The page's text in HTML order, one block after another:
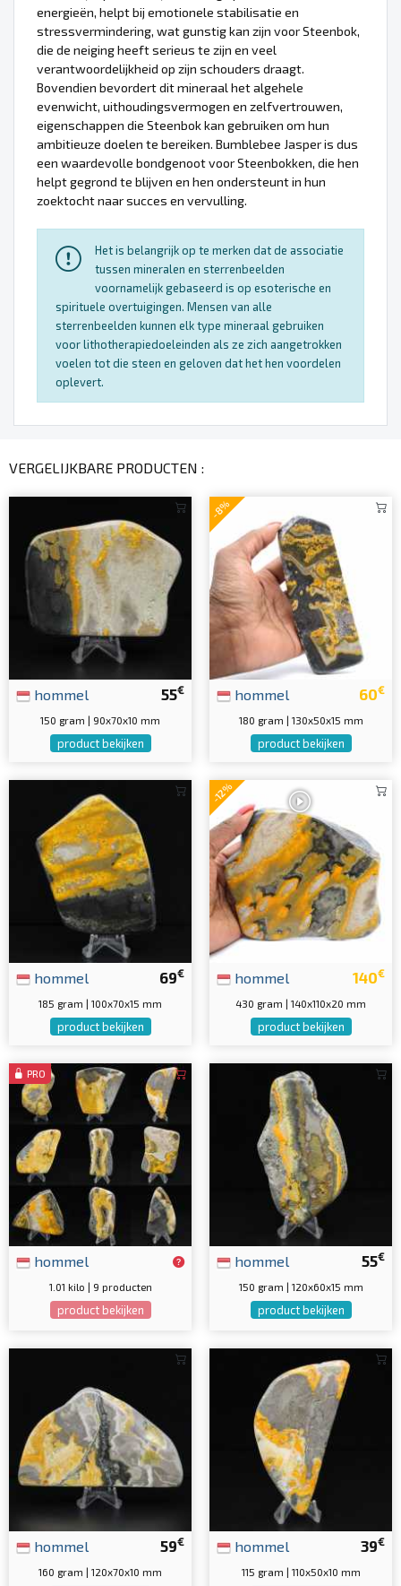
energieën, helpt bij emotionele stabilisatie en
stressvermindering, wat gunstig kan zijn voor Steenbok,
die de neiging heeft serieus te zijn en veel
verantwoordelijkheid op zijn schouders draagt.
Bovendien bevordert dit mineraal het algehele
evenwicht, uithoudingsvermogen en zelfvertrouwen,
eigenschappen die Steenbok kan gebruiken om hun
ambitieuze doelen te bereiken. Bumblebee Jasper is dus
een waardevolle bondgenoot voor Steenbokken, die hen
helpt gegrond te blijven en hen ondersteunt in hun
zoektocht naar succes en vervulling.
Het is belangrijk op te merken dat de associatie
tussen mineralen en sterrenbeelden
voornamelijk gebaseerd is op esoterische en
spirituele overtuigingen. Mensen van alle
sterrenbeelden kunnen elk type mineraal gebruiken
voor lithotherapiedoeleinden als ze zich aangetrokken
voelen tot die steen en geloven dat het hen voordelen
oplevert.
VERGELIJKBARE PRODUCTEN :
55€
hommel
150 gram | 90x70x10 mm
product bekijken
-8%
60€
hommel
180 gram | 130x50x15 mm
product bekijken
69€
hommel
185 gram | 100x70x15 mm
product bekijken
-12%
140€
hommel
430 gram | 140x110x20 mm
product bekijken
PRO
hommel
1.01 kilo | 9 producten
product bekijken
55€
hommel
150 gram | 120x60x15 mm
product bekijken
59€
hommel
160 gram | 120x70x10 mm
39€
hommel
115 gram | 110x50x10 mm